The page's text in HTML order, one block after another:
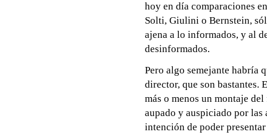
hoy en día comparaciones
Solti, Giulini o Bernstein,
ajena a lo informados, y al
desinformados.
Pero algo semejante habría
director, que son bastantes.
más o menos un montaje
aupado y auspiciado por
intención de poder